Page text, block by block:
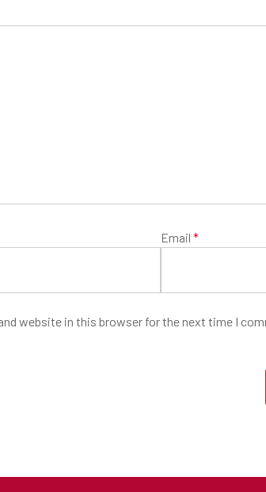
Email*
website in this browser for the next time I